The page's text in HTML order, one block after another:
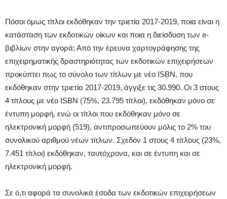
Πόσοι όμως τίτλοι εκδόθηκαν την τριετία 2017-2019, ποια είναι η
κατάσταση των εκδοτικών οίκων και ποια η διείσδυση των e-
βιβλίων στην αγορά; Από την έρευνα χαρτογράφησης της
επιχειρηματικής δραστηριότητας των εκδοτικών επιχειρήσεων
προκύπτει πως το σύνολο των τίτλων με νέο ISBN, που
εκδόθηκαν στην τριετία 2017-2019, άγγιξε τις 30.990. Οι 3 στους
4 τίτλους με νέο ISBN (75%, 23.795 τίτλοι), εκδόθηκαν μόνο σε
έντυπη μορφή, ενώ οι τίτλοι που εκδόθηκαν μόνο σε
ηλεκτρονική μορφή (519), αντιπροσωπεύουν μόλις το 2% του
συνολικού αριθμού νέων τίτλων. Σχεδόν 1 στους 4 τίτλους (23%,
7.451 τίτλοι) εκδόθηκαν, ταυτόχρονα, και σε έντυπη και σε
ηλεκτρονική μορφή.
Σε ό,τι αφορά τα συνολικά έσοδα των εκδοτικών επιχειρήσεων